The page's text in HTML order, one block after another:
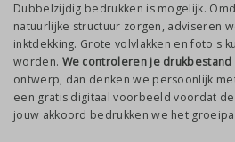
Dubbelzijdig bedrukken is mogelijk.
natuurlijke structuur zorgen, adviseren
inktdekking. Grote volvlakken en foto's
worden. We controleren je drukbestand
ontwerp, dan denken we persoonlijk
een gratis digitaal voorbeeld voordat
jouw akkoord bedrukken we het